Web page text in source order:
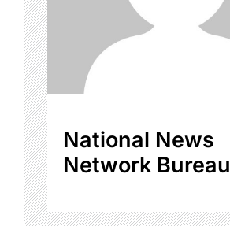
National News
Network Bureau